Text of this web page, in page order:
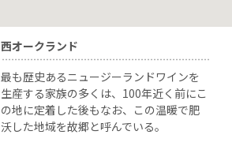
西オークランド
最も歴史あるニュージーランドワインを
生産する家族の多くは、100年近く前にこ
の地に定着した後もなお、この温暖で肥
沃した地域を故郷と呼んでいる。